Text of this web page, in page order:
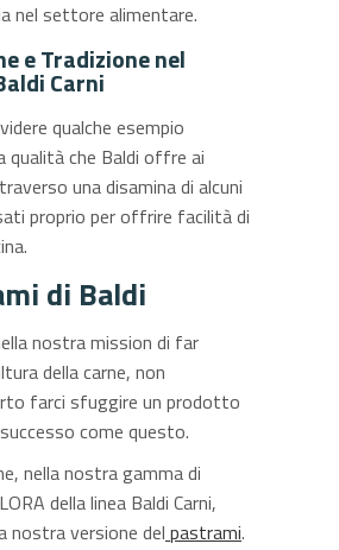
nel settore alimentare.
e Tradizione nel
Carni
qualche esempio
qualità che Baldi offre ai
una disamina di alcuni
proprio per offrire facilità di
di Baldi
nostra mission di far
della carne, non
farci sfuggire un prodotto
come questo.
nella nostra gamma di
della linea Baldi Carni,
nostra versione del pastrami.